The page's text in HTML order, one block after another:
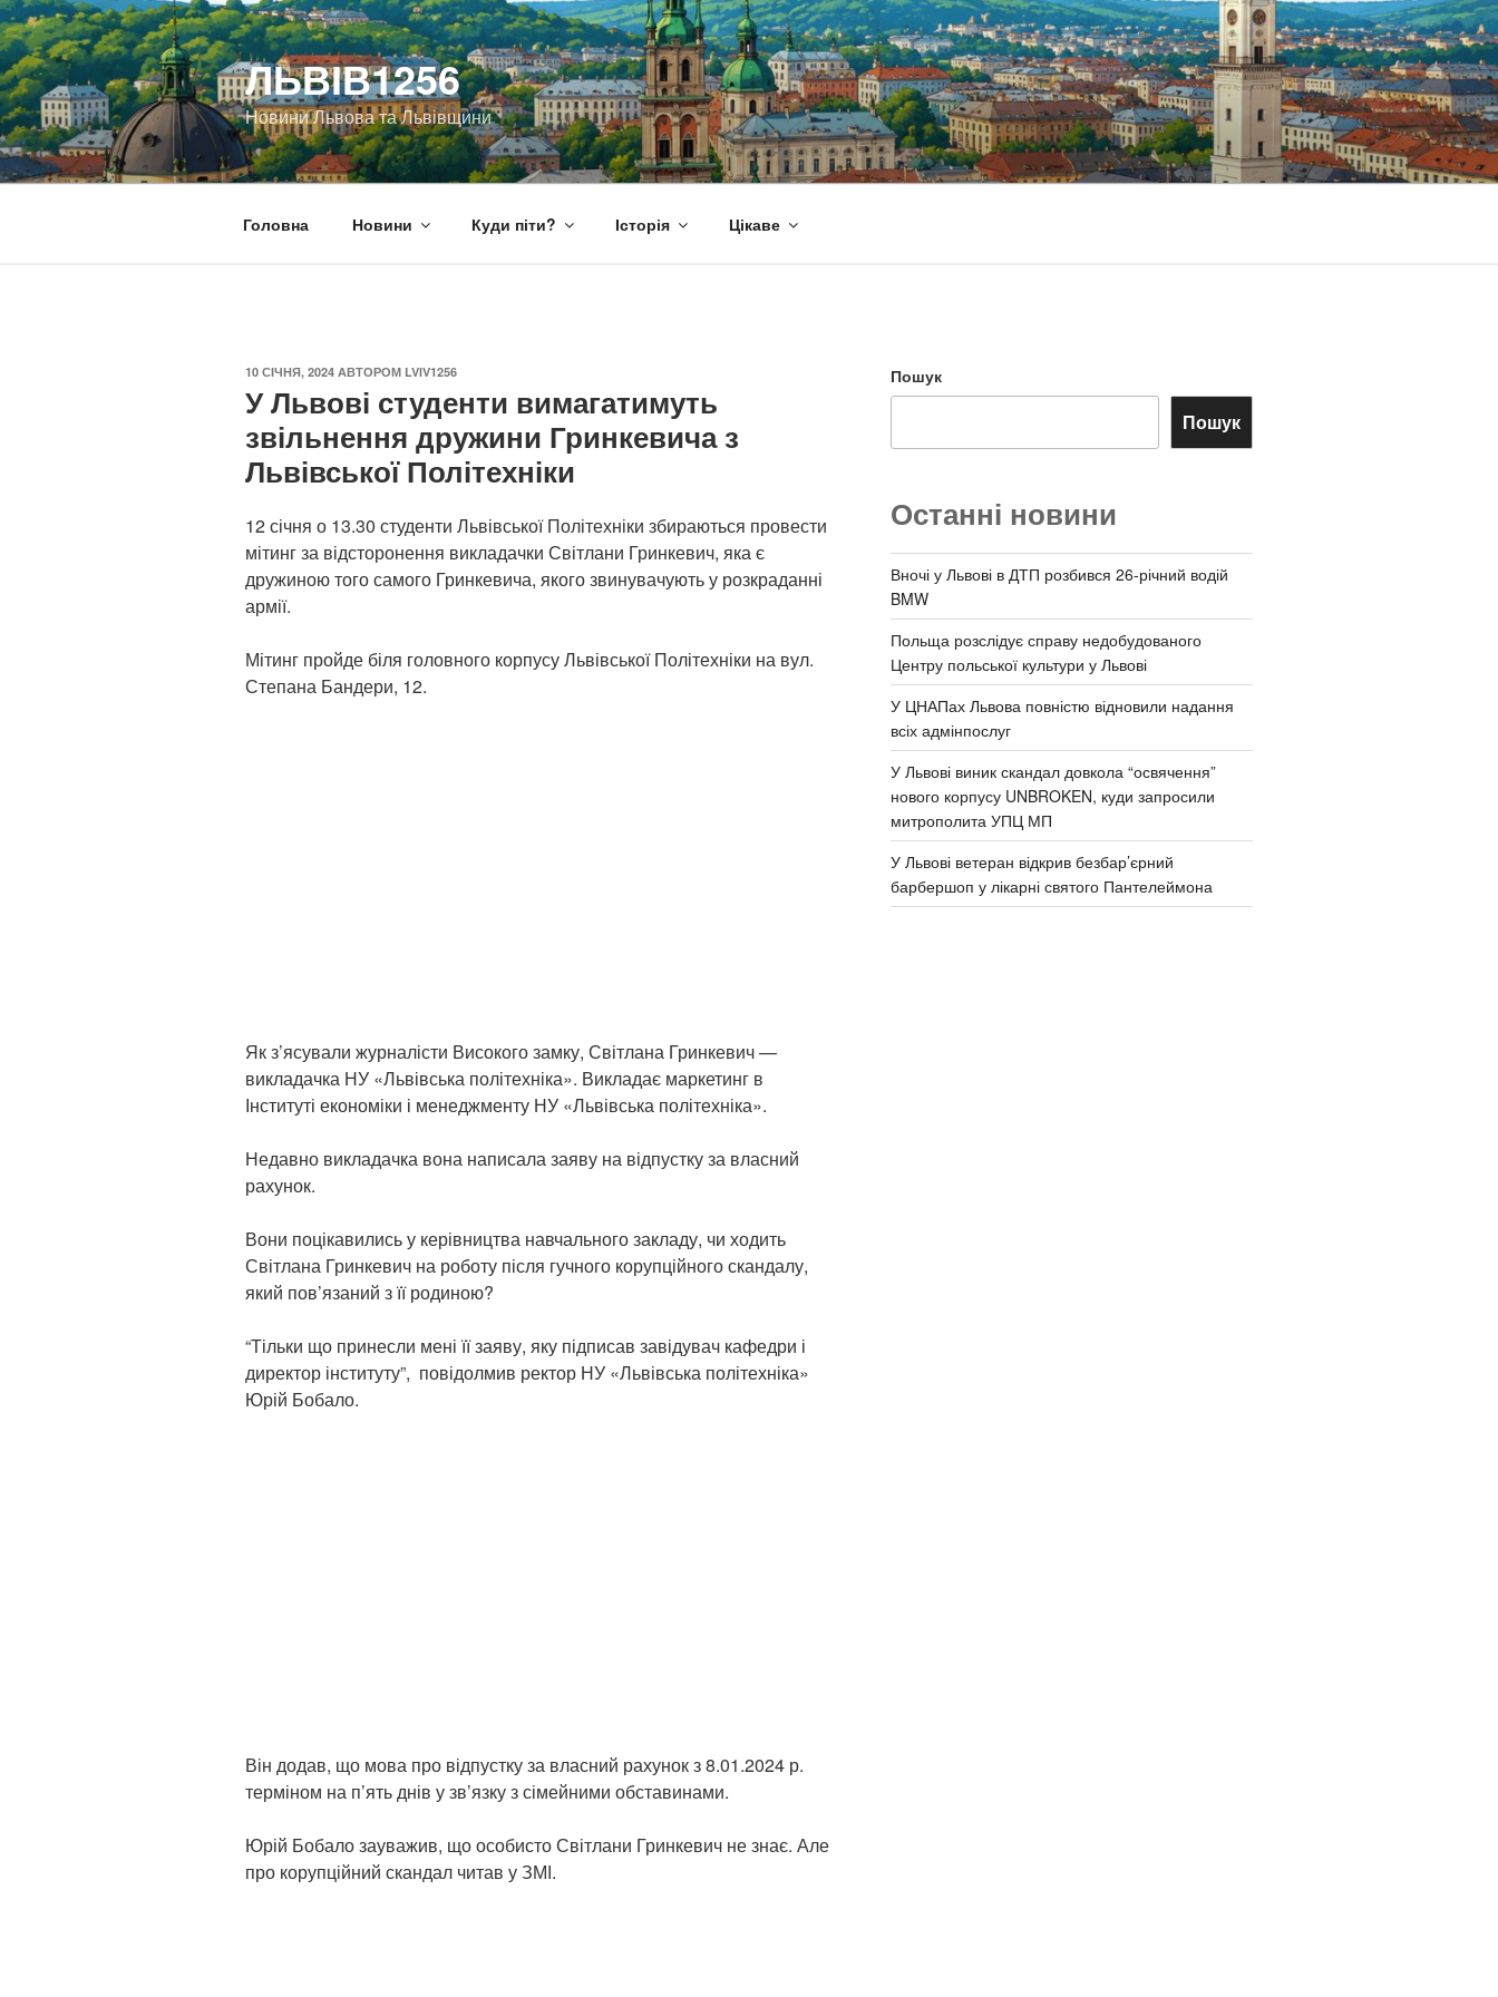
Перейти
до
вмісту
ЛЬВІВ1256
Новини Львова та Львівщини
Головна Новини Куди піти? Історія Цікаве
ОПУБЛІКОВАНО
10 СІЧНЯ, 2024 АВТОРОМ LVIV1256
У Львові студенти вимагатимуть
звільнення дружини Гринкевича з
Львівської Політехніки
12 січня о 13.30 студенти Львівської Політехніки збираються провести
мітинг за відсторонення викладачки Світлани Гринкевич, яка є
дружиною того самого Гринкевича, якого звинувачують у розкраданні
армії.
Мітинг пройде біля головного корпусу Львівської Політехніки на вул.
Степана Бандери, 12.
Як з’ясували журналісти Високого замку, Світлана Гринкевич —
викладачка НУ «Львівська політехніка». Викладає маркетинг в
Інституті економіки і менеджменту НУ «Львівська політехніка».
Недавно викладачка вона написала заяву на відпустку за власний
рахунок.
Вони поцікавились у керівництва навчального закладу, чи ходить
Світлана Гринкевич на роботу після гучного корупційного скандалу,
який пов’язаний з її родиною?
“Тільки що принесли мені її заяву, яку підписав завідувач кафедри і
директор інституту”, повідолмив ректор НУ «Львівська політехніка»
Юрій Бобало.
Він додав, що мова про відпустку за власний рахунок з 8.01.2024 р.
терміном на п’ять днів у зв’язку з сімейними обставинами.
Юрій Бобало зауважив, що особисто Світлани Гринкевич не знає. Але
про корупційний скандал читав у ЗМІ.
Пошук
Пошук
Останні новини
Вночі у Львові в ДТП розбився 26-річний водій
BMW
Польща розслідує справу недобудованого
Центру польської культури у Львові
У ЦНАПах Львова повністю відновили надання
всіх адмінпослуг
У Львові виник скандал довкола “освячення”
нового корпусу UNBROKEN, куди запросили
митрополита УПЦ МП
У Львові ветеран відкрив безбар’єрний
барбершоп у лікарні святого Пантелеймона